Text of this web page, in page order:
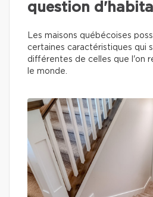
question
Les maisons québécoises
certaines caractéristiques qui
différentes de celles que l'on
le monde.